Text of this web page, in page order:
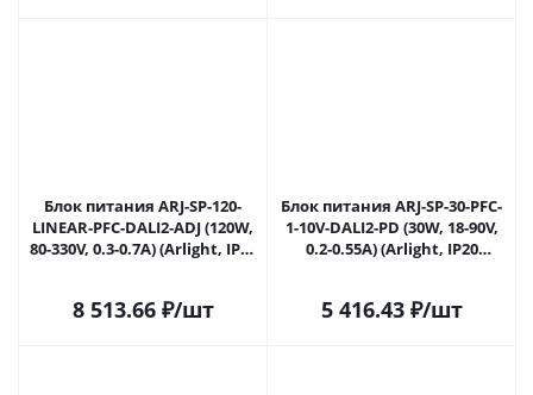
Блок питания ARJ-SP-120-
LINEAR-PFC-DALI2-ADJ (120W,
80-330V, 0.3-0.7A) (Arlight, IP20
8 513.66₽/шт
Блок питания ARJ-SP-30-PFC-
1-10V-DALI2-PD (30W, 18-90V,
0.2-0.55A) (Arlight, IP20
5 416.43₽/шт